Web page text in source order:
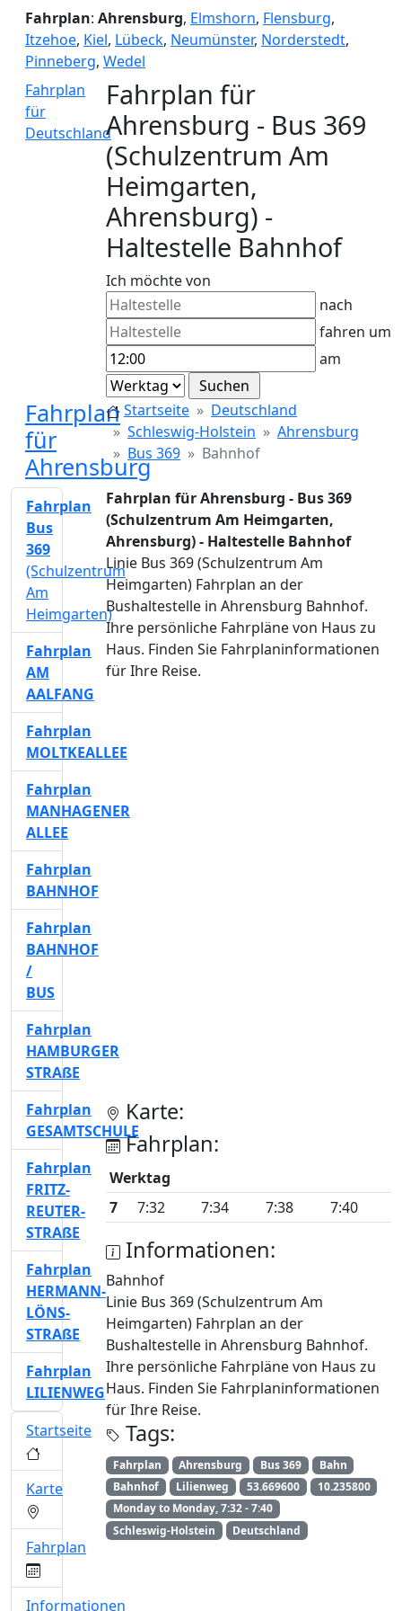
Fahrplan: Ahrensburg, Elmshorn, Flensburg,
Itzehoe, Kiel, Lübeck, Neumünster, Norderstedt,
Pinneberg, Wedel
Fahrplan
für
Deutschland
Fahrplan für
Ahrensburg - Bus 369
(Schulzentrum Am
Heimgarten,
Ahrensburg) -
Haltestelle Bahnhof
Ich möchte von
nach
fahren um
am
Fahrplan
für
Ahrensburg
Startseite
Deutschland
Schleswig-Holstein
Ahrensburg
Bus 369
Bahnhof
Fahrplan für Ahrensburg - Bus 369
(Schulzentrum Am Heimgarten,
Ahrensburg) - Haltestelle Bahnhof
Linie Bus 369 (Schulzentrum Am
Heimgarten) Fahrplan an der
Bushaltestelle in Ahrensburg Bahnhof.
Ihre persönliche Fahrpläne von Haus zu
Haus. Finden Sie Fahrplaninformationen
für Ihre Reise.
Karte:
Fahrplan:
Werktag
7
7:32 7:34 7:38 7:40
Informationen:
Bahnhof
Linie Bus 369 (Schulzentrum Am
Heimgarten) Fahrplan an der
Bushaltestelle in Ahrensburg Bahnhof.
Ihre persönliche Fahrpläne von Haus zu
Haus. Finden Sie Fahrplaninformationen
für Ihre Reise.
Tags:
Fahrplan Ahrensburg Bus 369
Bahn
Bahnhof
Lilienweg 53.669600
10.235800
Monday to Monday, 7:32 - 7:40
Schleswig-Holstein
Deutschland
Fahrplan
Bus
369
(Schulzentrum
Am
Heimgarten)
Fahrplan
AM
AALFANG
Fahrplan
MOLTKEALLEE
Fahrplan
MANHAGENER
ALLEE
Fahrplan
BAHNHOF
Fahrplan
BAHNHOF
/
BUS
Fahrplan
HAMBURGER
STRAßE
Fahrplan
GESAMTSCHULE
Fahrplan
FRITZ-
REUTER-
STRAßE
Fahrplan
HERMANN-
LÖNS-
STRAßE
Fahrplan
LILIENWEG
Startseite
Karte
Fahrplan
Informationen